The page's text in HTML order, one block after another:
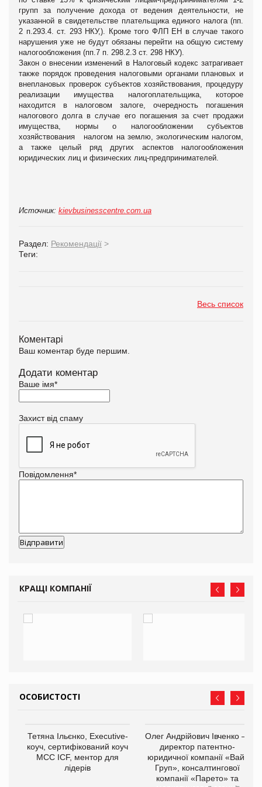
групп за получение дохода от ведения деятельности, не
указанной в свидетельстве плательщика единого налога (пп.
2 п.293.4. ст. 293 НКУ,). Кроме того ФЛП ЕН в случае такого
нарушения уже не будут обязаны перейти на общую систему
налогообложения (пп.7 п. 298.2.3 ст. 298 НКУ).
Закон о внесении изменений в Налоговый кодекс затрагивает
также порядок проведения налоговыми органами плановых и
внеплановых проверок субъектов хозяйствования, процедуру
реализации имущества налогоплательщика, которое
находится в налоговом залоге, очередность погашения
налогового долга в случае его погашения за счет продажи
имущества, нормы о налогообложении субъектов
хозяйствования налогом на землю, экологическим налогом,
а также целый ряд других аспектов налогообложения
юридических лиц и физических лиц-предпринимателей.
Источник: kievbusinesscentre.com.ua
Раздел: Рекомендації >
Теги:
Весь список
Коментарі
Ваш коментар буде першим.
Додати коментар
Ваше імя*
Захист від спаму
Повідомлення*
КРАЩІ КОМПАНІЇ
ОСОБИСТОСТІ
Тетяна Ільєнко, Executive-
коуч, сертифікований коуч
МСС ICF, ментор для
лідерів
Олег Андрійович Івченко —
директор патентно-
юридичної компанії «Вайз
Груп», консалтингової
компанії «Парето» та